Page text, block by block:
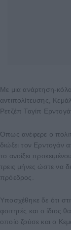
Με μια ανάρτηση-
αντιπολίτευσης,
Ρετζέπ Ταγίπ
Όπως ανέφερε ο
διώξει τον Ερντογάν
το ανοίξει
τρεις μήνες ώστε να
πρόεδρος.
Υποσχέθηκε δε ότι
φοιτητές και ο ίδιος
οποίο ζούσε και ο